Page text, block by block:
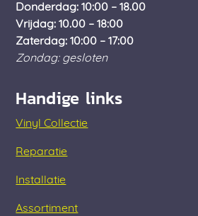
Donderdag: 10:00 – 18.00
Vrijdag: 10.00 – 18:00
Zaterdag: 10:00 – 17:00
Zondag: gesloten
Handige links
Vinyl Collectie
Reparatie
Installatie
Assortiment